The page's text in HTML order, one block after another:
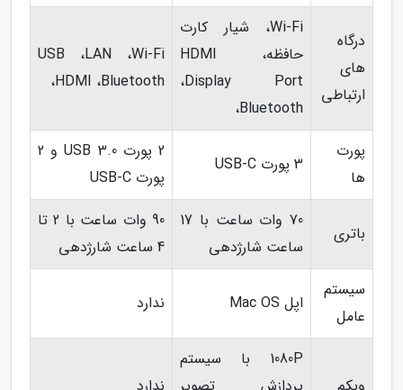
درگاه
های
ارتباطی
Wi-Fi، شیار کارت
حافظه، HDMI
،Display Port
،Bluetooth
USB ،LAN ،Wi-Fi
،HDMI ،Bluetooth
پورت
ها
3 پورت USB-C
2 پورت USB 3.0 و 2
پورت USB-C
باتری
70 وات ساعت با 17
ساعت شارژدهی
90 وات ساعت با 2 تا
4 ساعت شارژدهی
سیستم
عامل
اپل Mac OS ندارد
1080P با سیستم